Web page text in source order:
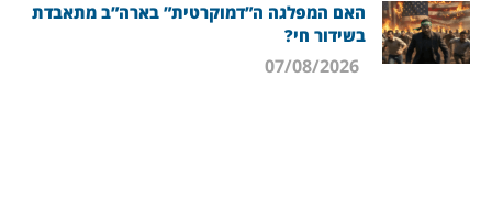
האם המפלגה ה”דמוקרטית” בארה”ב מתאבדת
בשידור חי?